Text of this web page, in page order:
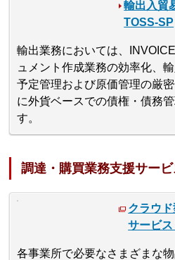
輸出入貿
TOSS-SP
輸出業務においては、
ュメント作成業務の効率化、
予定管理および原価管理の厳
に外貨ベースでの債権・債務
す。
調達・購買業務支援サービ
クラウ
サービ
各事業所で必要なさまざまな